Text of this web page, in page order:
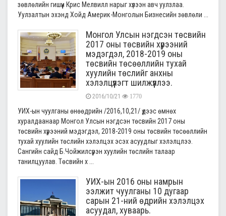
зөвлөлийн гишүүн Крис Мелвилл нарыг хүлээн авч уулзлаа.
Уулзалтын эхэнд Хойд Америк-Монголын Бизнесийн зөвлөли ...
Монгол Улсын нэгдсэн төсвийн
2017 оны төсвийн хүрээний
мэдэгдэл, 2018-2019 оны
төсвийн төсөөллийн тухай
хуулийн төслийг анхны
хэлэлцүүлэгт шилжүүллээ.
2016/10/21 1770
УИХ-ын чуулганы өнөөдрийн /2016,10,21/ үдээс өмнөх
хуралдаанаар Монгол Улсын нэгдсэн төсвийн 2017 оны
төсвийн хүрээний мэдэгдэл, 2018-2019 оны төсвийн төсөөллийн
тухай хуулийн төслийн хэлэлцэх эсэх асуудлыг хэлэлцлээ.
Сангийн сайд Б.Чойжилсүрэн хуулийн төслийн талаар
танилцуулав. Төсвийн х ...
УИХ-ын 2016 оны намрын
ээлжит чуулганы 10 дугаар
сарын 21-ний өдрийн хэлэлцэх
асуудал, хуваарь.